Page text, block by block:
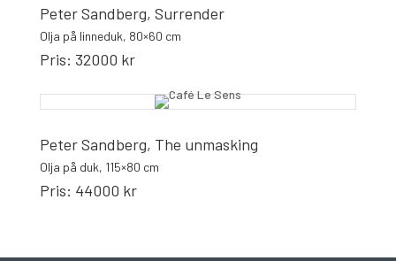
Peter Sandberg, Surrender
Olja på linneduk, 80×60 cm
Pris: 32000 kr
Peter Sandberg, The unmasking
Olja på duk, 115×80 cm
Pris: 44000 kr